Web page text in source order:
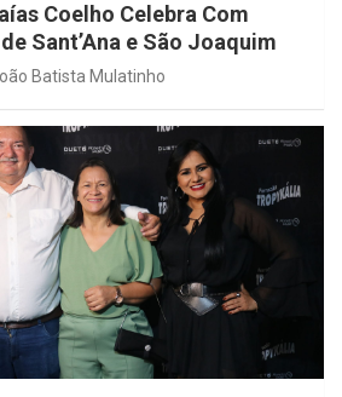
Coelho Celebra Com
Sant’Ana e São Joaquim
Batista Mulatinho